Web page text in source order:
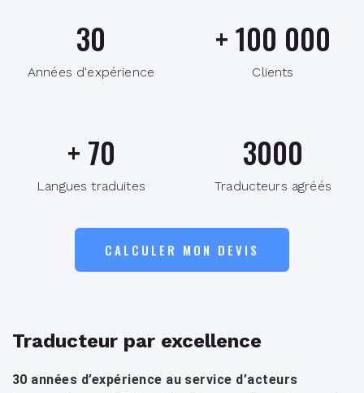
30
Années d'expérience
+100 000
Clients
+ 70
Langues traduites
3000
Traducteurs agréés
CALCULER MON DEVIS
Traducteur par excellence
30 années d’expérience au service d’acteurs